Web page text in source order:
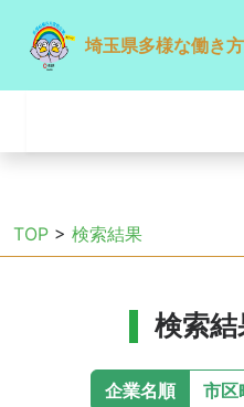
埼玉県多様な働き
TOP > 検索結果
検索
企業名順 市区